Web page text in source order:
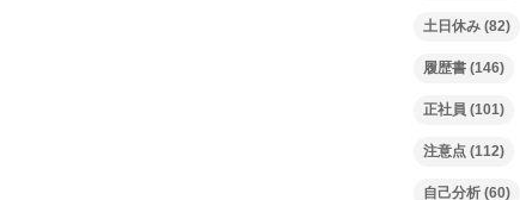
土日休み (82)
履歴書 (146)
正社員 (101)
注意点 (112)
自己分析 (60)